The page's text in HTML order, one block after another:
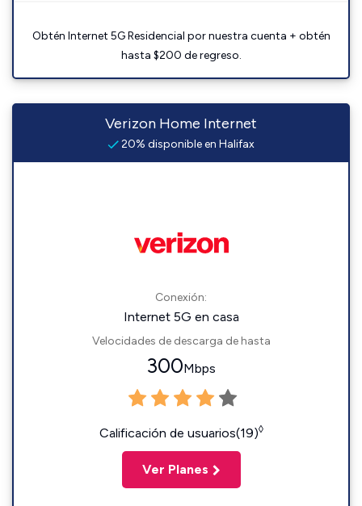
Obtén Internet 5G Residencial por nuestra cuenta + obtén
hasta $200 de regreso.
Verizon Home Internet
20% disponible en Halifax
Conexión:
Internet 5G en casa
Velocidades de descarga de hasta
300Mbps
Calificación de usuarios(19)◊
Ver Planes